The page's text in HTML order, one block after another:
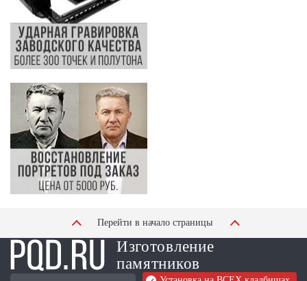
Перейти в начало страницы
Изготовление
памятников